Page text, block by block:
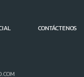
CONTÁCTENOS